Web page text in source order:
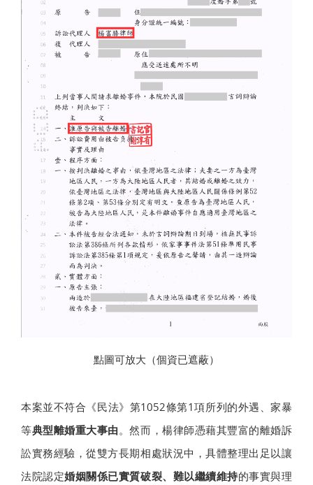
點圖可放大（個資已遮蔽）
本案並不符合《民法》第1052條第1項所列的外遇、家暴
等典型離婚重大事由。然而，楊律師憑藉其豐富的離婚訴
訟實務經驗，從雙方長期相處狀況中，具體整理出足以讓
法院認定婚姻關係已實質破裂、難以繼續維持的事實與理